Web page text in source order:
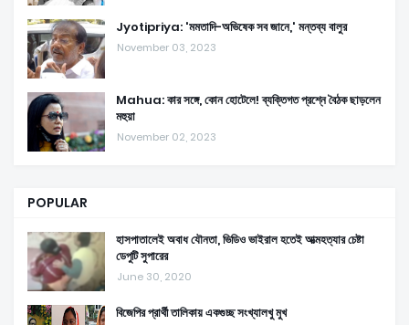
Jyotipriya: 'মমতাদি-অভিষেক সব জানে,' মন্তব্য বালুর
November 03, 2023
Mahua: কার সঙ্গে, কোন হোটেলে! ব্যক্তিগত প্রশ্নে বৈঠক ছাড়লেন
মহুয়া
November 02, 2023
POPULAR
হাসপাতালেই অবাধ যৌনতা, ভিডিও ভাইরাল হতেই আত্মহত্যার চেষ্টা
ডেপুটি সুপারের
June 30, 2020
বিজেপির প্রার্থী তালিকায় একগুচ্ছ সংখ্যালখু মুখ